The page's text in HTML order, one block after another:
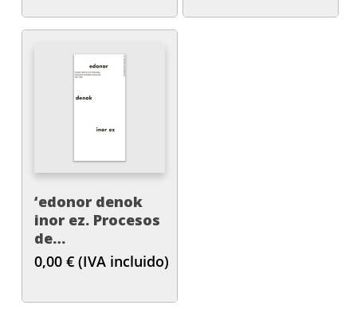
‘edonor denok
inor ez. Procesos
de
institucionalización de
la educación
0,00 € (IVA incluido)